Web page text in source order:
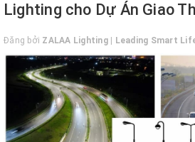
Lighting cho Dự Án Giao
Đăng bởi ZALAA Lighting | Leading Smart